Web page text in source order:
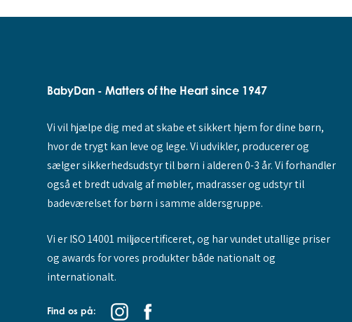
BabyDan - Matters of the Heart since 1947
Vi vil hjælpe dig med at skabe et sikkert hjem for dine børn,
hvor de trygt kan leve og lege. Vi udvikler, producerer og
sælger sikkerhedsudstyr til børn i alderen 0-3 år. Vi forhandler
også et bredt udvalg af møbler, madrasser og udstyr til
badeværelset for børn i samme aldersgruppe.
Vi er ISO 14001 miljøcertificeret, og har vundet utallige priser
og awards for vores produkter både nationalt og
internationalt.
Find os på: